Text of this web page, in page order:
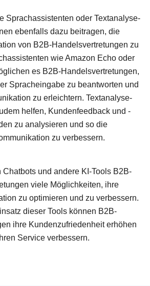
Sprachassistenten oder Textanalyse-
ebenfalls dazu beitragen, die
von B2B-Handelsvertretungen zu
wie Amazon Echo oder
es B2B-Handelsvertretungen,
Spracheingabe zu beantworten und
zu erleichtern. Textanalyse-
helfen, Kundenfeedback und -
zu analysieren und so die
zu verbessern.
Chatbots und andere KI-Tools B2B-
viele Möglichkeiten, ihre
zu optimieren und zu verbessern.
dieser Tools können B2B-
ihre Kundenzufriedenheit erhöhen
Service verbessern.